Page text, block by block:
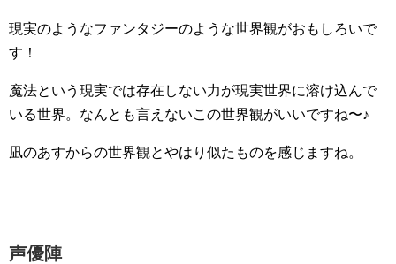
現実のようなファンタジーのような世界観がおもしろいで
す！
魔法という現実では存在しない力が現実世界に溶け込んで
いる世界。なんとも言えないこの世界観がいいですね〜♪
凪のあすからの世界観とやはり似たものを感じますね。
声優陣